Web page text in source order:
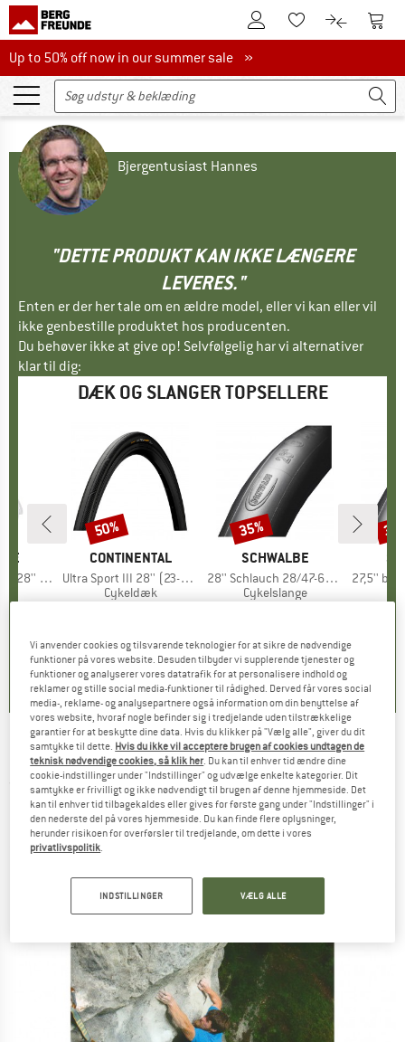
Til kundekontoenTil huskesedlen.
Til Til
Up to 50% off now in our summer sale
Up to 50% off now in our summer sale »
Bjergentusiast Hannes
"DETTE PRODUKT KAN IKKE LÆNGERE
LEVERES."
Enten er der her tale om en ældre model, eller vi kan eller vil
ikke genbestille produktet hos producenten.
Du behøver ikke at give op! Selvfølgelig har vi alternativer
klar til dig:
DÆK OG SLANGER TOPSELLERE
32-622)
pris
€
)
MÆRKE
CONTINENTAL
Artikel
Ultra Sport III 28'' (23-622) Foldable
Produktgruppe
Cykeldæk
5,0 (9)
Rabat
50%
MÆRKE
SCHWALBE
Artikel
28'' Schlauch 28/47-622/635 SV 17
Produktgruppe
Cykelslange
4,6(8)
Rabat
35%
Artikel
27,5'' bis 29''
Gebro-Verlag - Allgäu-Rock - Klatreguides
(0)
Vi anvender cookies og tilsvarende teknologier for at sikre de nødvendige
funktioner på vores website. Desuden tilbyder vi supplerende tjenester og
funktioner og analyserer vores datatrafik for at personalisere indhold og
reklamer og stille social media-funktioner til rådighed. Derved får vores social
media-, reklame- og analysepartnere også information om din benyttelse af
vores website, hvoraf nogle befinder sig i tredjelande uden tilstrækkelige
garantier for at beskytte dine data. Hvis du klikker på "Vælg alle", giver du dit
samtykke til dette. Hvis du ikke vil acceptere brugen af cookies undtagen de
teknisk nødvendige cookies, så klik her. Du kan til enhver tid ændre dine
cookie-indstillinger under "Indstillinger" og udvælge enkelte kategorier. Dit
samtykke er frivilligt og ikke nødvendigt til brugen af denne hjemmeside. Det
kan til enhver tid tilbagekaldes eller gives for første gang under "Indstillinger" i
den nederste del på vores hjemmeside. Du kan finde flere oplysninger,
herunder risikoen for overførsler til tredjelande, om dette i vores
privatlivspolitik.
INDSTILLINGER VÆLG ALLE